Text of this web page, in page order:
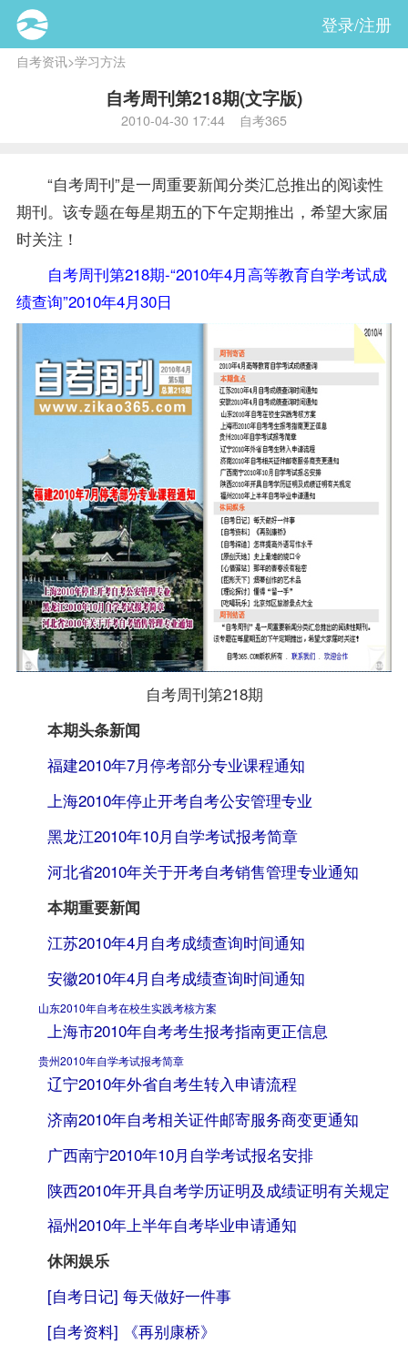
登录/注册
自考资讯>学习方法
自考周刊第218期(文字版)
2010-04-30 17:44 自考365
“自考周刊”是一周重要新闻分类汇总推出的阅读性
期刊。该专题在每星期五的下午定期推出，希望大家届
时关注！
自考周刊第218期-“2010年4月高等教育自学考试成
绩查询”2010年4月30日
自考周刊第218期
本期头条新闻
福建2010年7月停考部分专业课程通知
上海2010年停止开考自考公安管理专业
黑龙江2010年10月自学考试报考简章
河北省2010年关于开考自考销售管理专业通知
本期重要新闻
江苏2010年4月自考成绩查询时间通知
安徽2010年4月自考成绩查询时间通知
山东2010年自考在校生实践考核方案
上海市2010年自考考生报考指南更正信息
贵州2010年自学考试报考简章
辽宁2010年外省自考生转入申请流程
济南2010年自考相关证件邮寄服务商变更通知
广西南宁2010年10月自学考试报名安排
陕西2010年开具自考学历证明及成绩证明有关规定
福州2010年上半年自考毕业申请通知
休闲娱乐
[自考日记] 每天做好一件事
[自考资料] 《再别康桥》